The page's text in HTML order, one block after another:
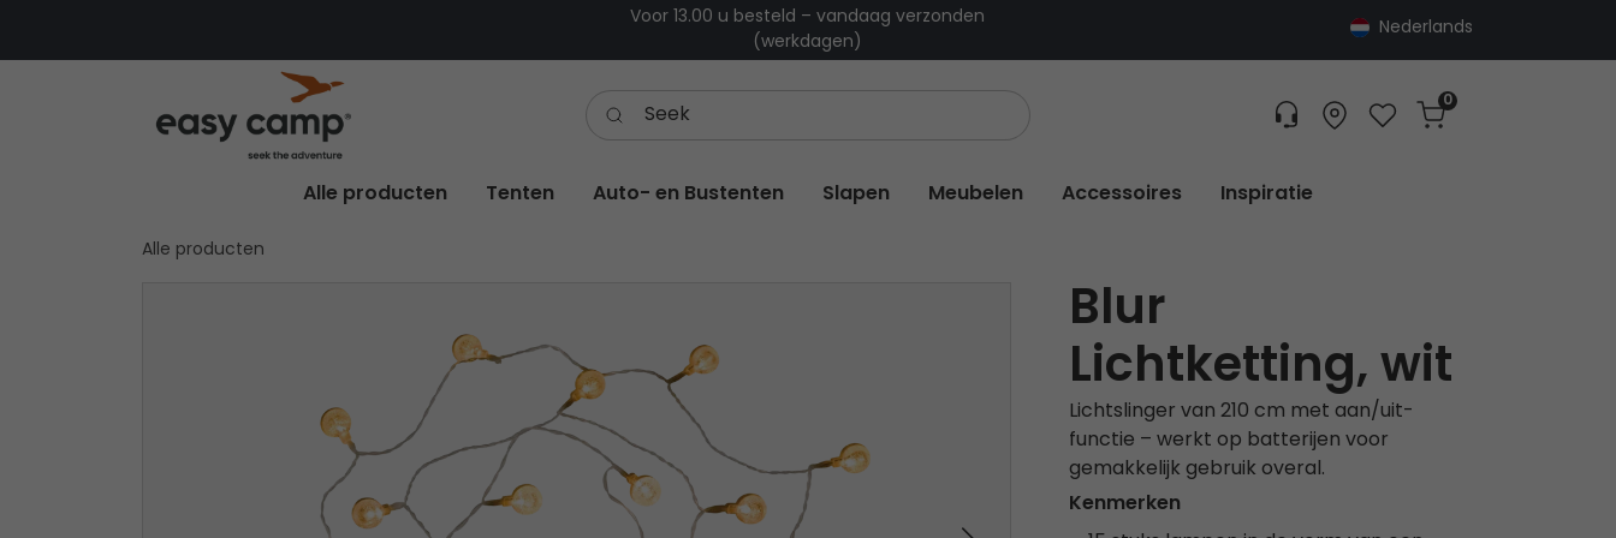
Voor 13.00 u besteld – vandaag verzonden
(werkdagen)
Nederlands
Customer service
Find dealer
Favorites
Cart
0
Alle producten Tenten Auto- en Bustenten Slapen Meubelen Accessoires Inspiratie
Alle producten
Blur
Lichtketting, wit
Lichtslinger van 210 cm met aan/uit-
functie – werkt op batterijen voor
gemakkelijk gebruik overal.
Kenmerken